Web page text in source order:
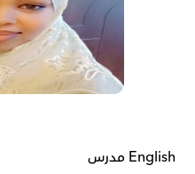
English مدرس